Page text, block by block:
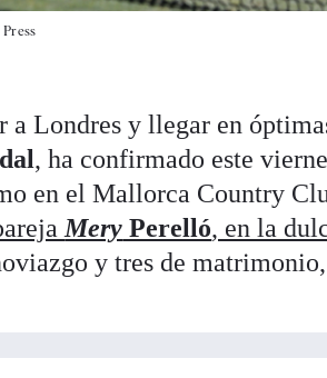
Londres y llegar en
, ha confirmado este
en el Mallorca Country
Mery Perelló, en la
y tres de